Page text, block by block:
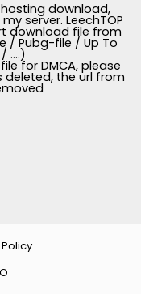
download,
server. LeechTOP
download file from
/ Pubg-file / Up To
....)
for DMCA, please
deleted, the url from
Policy